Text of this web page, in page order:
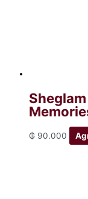
₲ 90.000